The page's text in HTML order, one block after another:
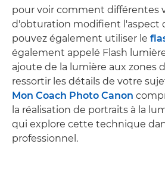
pour voir comment différentes
d'obturation modifient l'aspect
pouvez également utiliser le
également appelé Flash
ajoute de la lumière aux zones
ressortir les détails de votre
Mon Coach Photo Canon
la réalisation de portraits à la
qui explore cette technique
professionnel.